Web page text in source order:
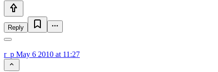
Reply
r_p May 6 2010 at 11:27